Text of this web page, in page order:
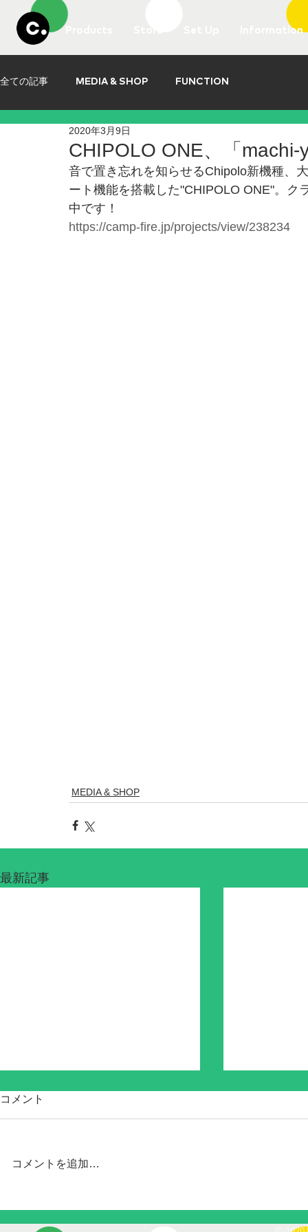
Information
全ての記事 MEDIA & SHOP FUNCTION
CHIPOLO ONE、「
2020年3月9日
音で置き忘れを知らせるChipolo新機種、
ート機能を搭載した"CHIPOLO ONE"。ク
中です！
https://camp-fire.jp/projects/view/238234
MEDIA & SHOP
最新記事
Point 8/23発売!!
JAPAN
コメント
コメントを追加…